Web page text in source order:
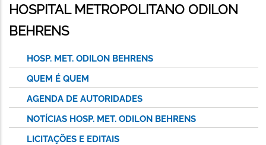
HOSPITAL METROPOLITANO ODILON
BEHRENS
HOSP. MET. ODILON BEHRENS
QUEM É QUEM
AGENDA DE AUTORIDADES
NOTÍCIAS HOSP. MET. ODILON BEHRENS
LICITAÇÕES E EDITAIS